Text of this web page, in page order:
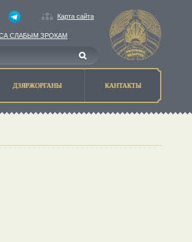
Карта сайта
СЛАБЫМ ЗРОКАМ
ДЗЯРЖОРГАНЫ КАНТАКТЫ